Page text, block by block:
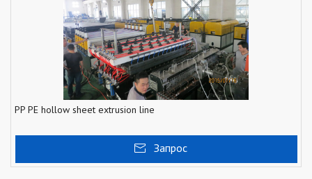
PP PE hollow sheet extrusion line
Запрос